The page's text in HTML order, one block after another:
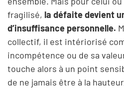
fragilisé, la défaite devient
d’insuffisance personnelle.
collectif, il est intériorisé
incompétence ou de sa
touche alors à un point
de ne jamais être à la